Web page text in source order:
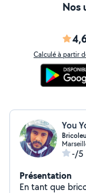
Nos
Calculé à partir
You
-/5
Présentation
En tant que